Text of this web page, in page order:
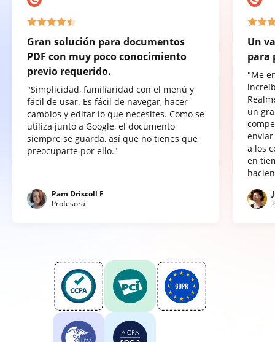
Gran solución para documentos
PDF con muy poco conocimiento
previo requerido.
"Simplicidad, familiaridad con el menú y
fácil de usar. Es fácil de navegar, hacer
cambios y editar lo que necesites. Como se
utiliza junto a Google, el documento
siempre se guarda, así que no tienes que
preocuparte por ello."
Pam Driscoll F
Profesora
Un
para
"Me
un
a los
en